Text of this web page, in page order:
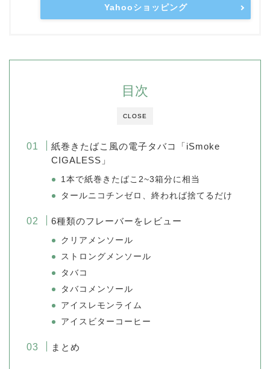
Yahooショッピング
CLOSE
目次
紙巻きたばこ風の電子タバコ「iSmoke
CIGALESS」
1本で紙巻きたばこ2~3箱分に相当
タールニコチンゼロ、終われば捨てるだけ
6種類のフレーバーをレビュー
クリアメンソール
ストロングメンソール
タバコ
タバコメンソール
アイスレモンライム
アイスビターコーヒー
まとめ